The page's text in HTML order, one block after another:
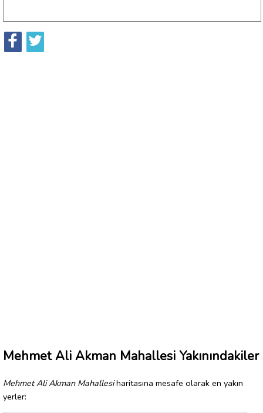
Mehmet Ali Akman Mahallesi Yakınındakiler
Mehmet Ali Akman Mahallesiharitasına mesafe olarak en yakın
yerler: